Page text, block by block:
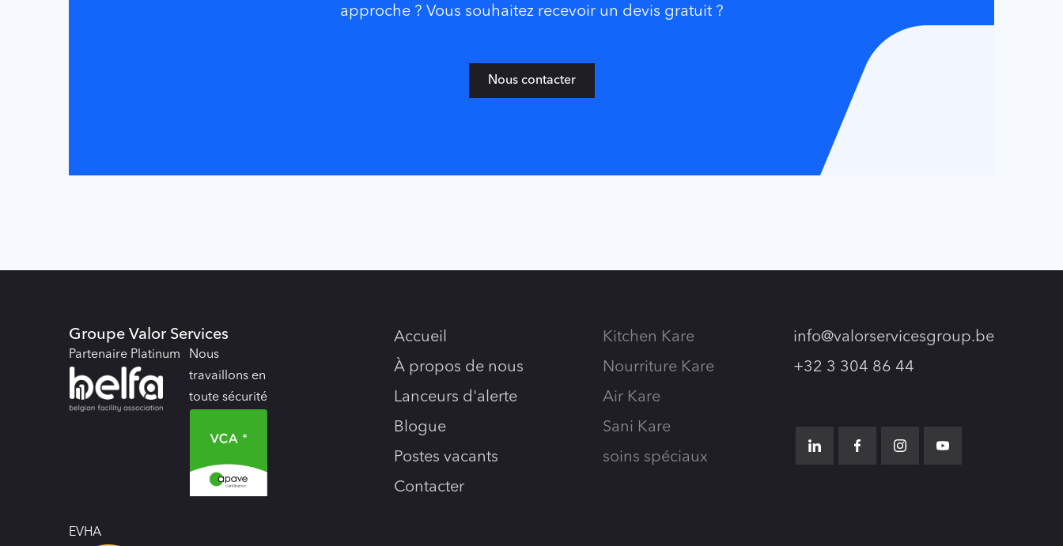
approche ? Vous souhaitez recevoir un devis gratuit ?
Nous contacter
Groupe Valor Services
Partenaire Platinum
Nous
travaillons en
toute sécurité
EVHA
Accueil
À propos de nous
Lanceurs d'alerte
Blogue
Postes vacants
Contacter
Kitchen Kare
Nourriture Kare
Air Kare
Sani Kare
soins spéciaux
info@valorservicesgroup.be
+32 3 304 86 44